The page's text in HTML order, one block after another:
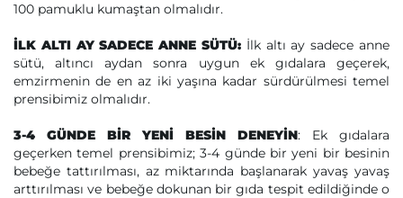
100 pamuklu kumaştan olmalıdır.
İLK ALTI AY SADECE ANNE SÜTÜ: İlk altı ay sadece anne
sütü, altıncı aydan sonra uygun ek gıdalara geçerek,
emzirmenin de en az iki yaşına kadar sürdürülmesi temel
prensibimiz olmalıdır.
3-4 GÜNDE BİR YENİ BESİN DENEYİN: Ek gıdalara
geçerken temel prensibimiz; 3-4 günde bir yeni bir besinin
bebeğe tattırılması, az miktarında başlanarak yavaş yavaş
arttırılması ve bebeğe dokunan bir gıda tespit edildiğinde o